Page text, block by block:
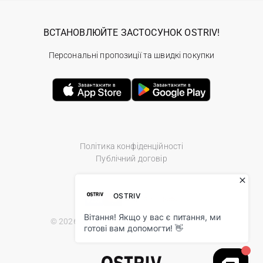
Політика конфіденційності
Публічний договір
© 2026 Ostriv.ua Store. All Rights Reserved.
ВСТАНОВЛЮЙТЕ ЗАСТОСУНОК OSTRIV!
Персональні пропозиції та швидкі покупки